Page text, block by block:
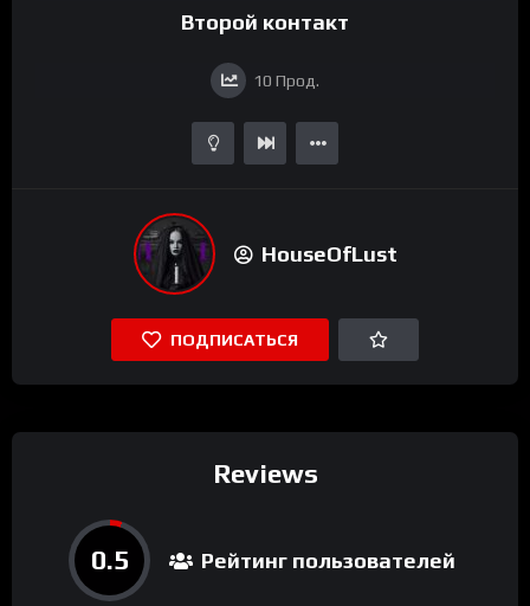
Второй контакт
10 Прод.
HouseOfLust
ПОДПИСАТЬСЯ
Reviews
0.5 Рейтинг пользователей